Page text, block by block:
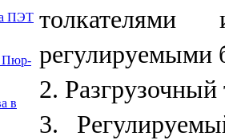
ПЭТ
Пюр-
в
2.
3.